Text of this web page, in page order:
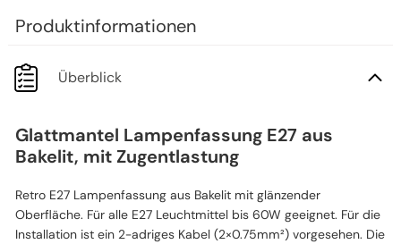
Überblick
Glattmantel Lampenfassung E27 aus
Bakelit, mit Zugentlastung
Retro E27 Lampenfassung aus Bakelit mit glänzender
Oberfläche. Für alle E27 Leuchtmittel bis 60W geeignet. Für die
Installation ist ein 2-adriges Kabel (2×0.75mm²) vorgesehen. Die